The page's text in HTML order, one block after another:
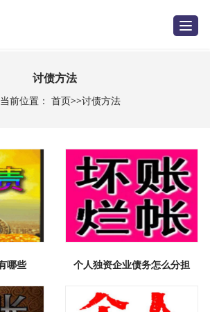
T
o
i
o
n
讨债方法
当前位置： 首页>>讨债方法
哪些 个人独资企业债务怎么分担